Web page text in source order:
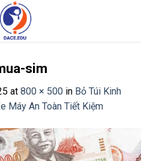
sim
at 800 × 500 in Bỏ Túi Kinh
Máy An Toàn Tiết Kiệm